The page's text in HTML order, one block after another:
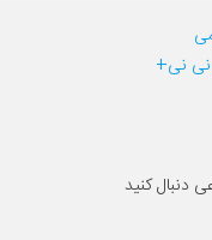
نی+
دنبال کنید